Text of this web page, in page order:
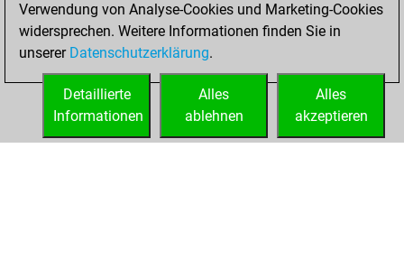
You played 77
blitz games
Play
You scored +33
=1 -43 in blitz
Verwendung von Analyse-Cookies und Marketing-Cookies
widersprechen. Weitere Informationen finden Sie in
unserer Datenschutzerklärung.
Alles
akzeptieren
Alles
ablehnen
Detaillierte
Informationen